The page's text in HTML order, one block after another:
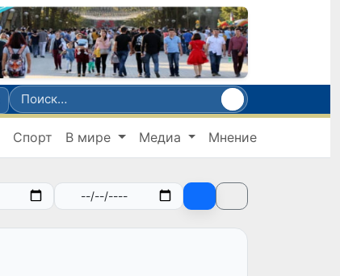
Спорт В мире Медиа Мнение